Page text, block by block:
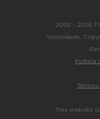
2002 - 2026
Velocidade.
Política
This website